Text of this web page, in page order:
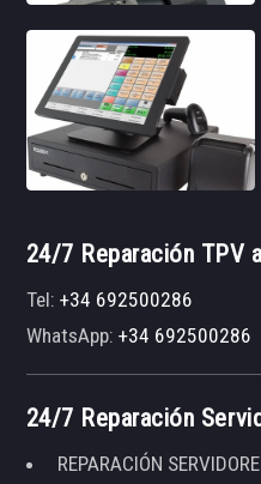
24/7 Reparación TPV
Tel:+34 692500286
WhatsApp:+34 692500286
24/7 Reparación
REPARACIÓN